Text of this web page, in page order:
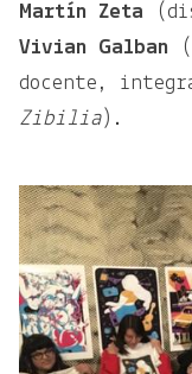
Martín Zeta
Vivian Galban
docente,
Zibilia).